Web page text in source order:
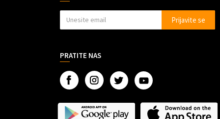
Prijavite se
PRATITE NAS